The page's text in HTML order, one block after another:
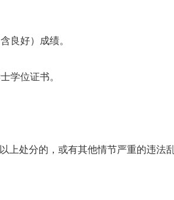
良好）成绩。
学位证书。
上处分的，或有其他情节严重的违法